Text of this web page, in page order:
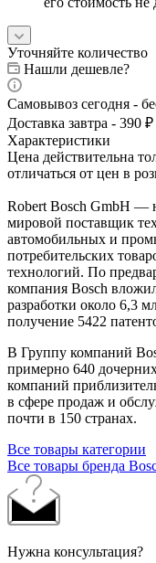
Уточняйте количество
Нашли дешевле?
Самовывоз сегодня -
Доставка завтра - 390 ₽
Характеристики
Цена действительна
отличаться от цен в
Robert Bosch GmbH —
мировой поставщик
автомобильных и
потребительских
технологий. По
компания Bosch
разработки около 6,3
получение 5422
В Группу компаний
примерно 640
компаний
в сфере продаж и
почти в 150 странах.
Все товары категории
Все товары бренда
Нужна консультация?